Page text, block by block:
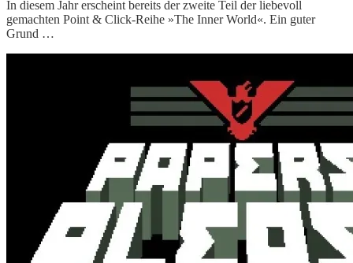
In diesem Jahr erscheint bereits der zweite Teil der liebevoll
gemachten Point & Click-Reihe »The Inner World«. Ein guter
Grund …